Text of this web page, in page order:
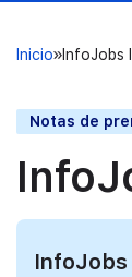
Inicio InfoJobs
Notas de
InfoJobs